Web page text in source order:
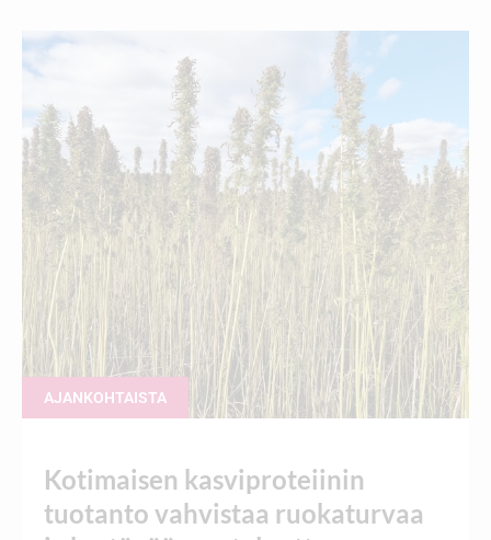
AJANKOHTAISTA
Kotimaisen kasviproteiinin
tuotanto vahvistaa ruokaturvaa